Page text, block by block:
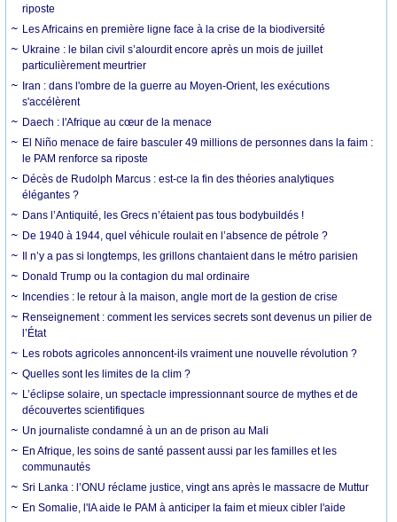
riposte
Les Africains en première ligne face à la crise de la biodiversité
Ukraine : le bilan civil s’alourdit encore après un mois de juillet
particulièrement meurtrier
Iran : dans l'ombre de la guerre au Moyen-Orient, les exécutions
s'accélèrent
Daech : l'Afrique au cœur de la menace
El Niño menace de faire basculer 49 millions de personnes dans la faim :
le PAM renforce sa riposte
Décès de Rudolph Marcus : est-ce la fin des théories analytiques
élégantes ?
Dans l’Antiquité, les Grecs n’étaient pas tous bodybuildés !
De 1940 à 1944, quel véhicule roulait en l’absence de pétrole ?
Il n’y a pas si longtemps, les grillons chantaient dans le métro parisien
Donald Trump ou la contagion du mal ordinaire
Incendies : le retour à la maison, angle mort de la gestion de crise
Renseignement : comment les services secrets sont devenus un pilier de
l’État
Les robots agricoles annoncent-ils vraiment une nouvelle révolution ?
Quelles sont les limites de la clim ?
L’éclipse solaire, un spectacle impressionnant source de mythes et de
découvertes scientifiques
Un journaliste condamné à un an de prison au Mali
En Afrique, les soins de santé passent aussi par les familles et les
communautés
Sri Lanka : l’ONU réclame justice, vingt ans après le massacre de Muttur
En Somalie, l'IA aide le PAM à anticiper la faim et mieux cibler l'aide